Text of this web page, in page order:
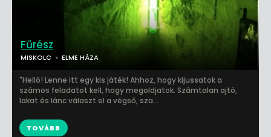
Fűrész
MISKOLC ELME HÁZA
"Helló! Lenne itt egy kis játék! Ahhoz, hogy kijussatok a
számos feladatot kell, hogy megoldjatok. Számtalan ajtó,
lakat és lánc választ el a végső, sza...
TOVÁBB